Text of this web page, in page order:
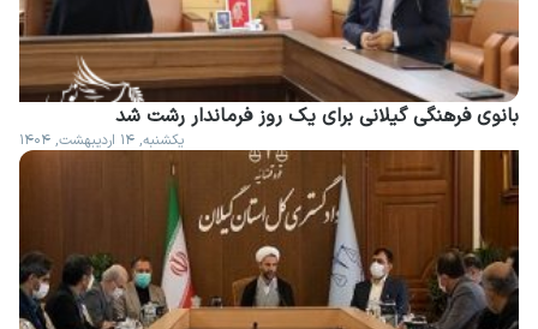
بانوی فرهنگی گیلانی برای یک روز فرماندار رشت شد
یکشنبه, ۱۴ اردیبهشت, ۱۴۰۴